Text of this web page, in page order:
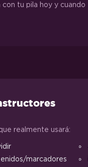
con tu pila hoy y cuando
realmente usará:
marcadores